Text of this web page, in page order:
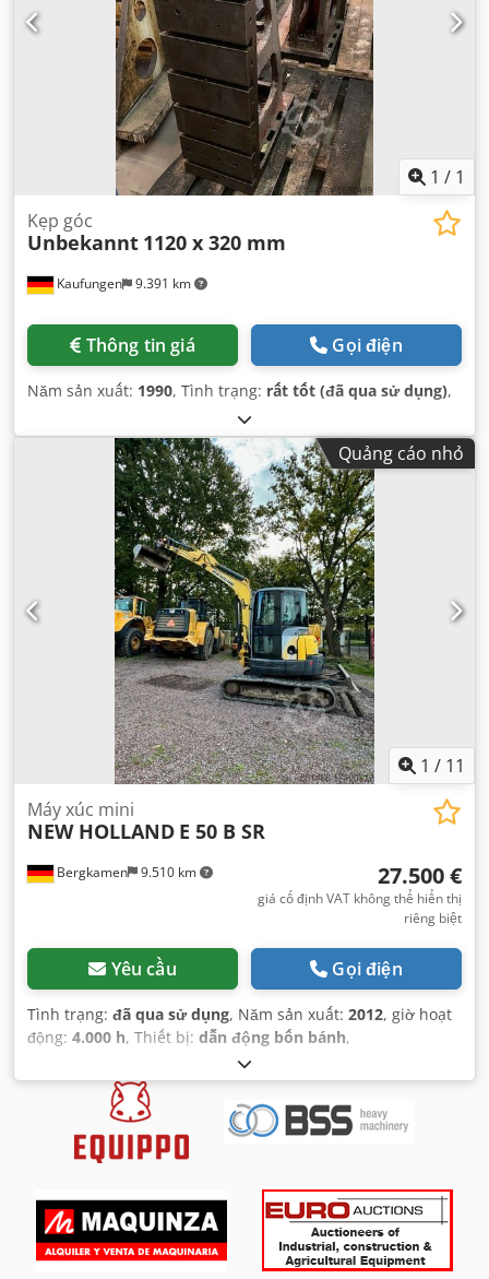
1 / 1
Kaufungen 9.391 km
Kẹp góc
Unbekannt 1120 x 320 mm
Thông tin giá Gọi điện
Năm sản xuất: 1990, Tình trạng: rất tốt (đã qua sử dụng),
Quảng cáo nhỏ
1 / 11
Bergkamen 9.510 km
Máy xúc mini
NEW HOLLAND E 50 B SR
27.500 €
giá cố định VAT không thể hiển thị
riêng biệt
Yêu cầu Gọi điện
Tình trạng: đã qua sử dụng, Năm sản xuất: 2012, giờ hoạt
động: 4.000 h, Thiết bị: dẫn động bốn bánh,